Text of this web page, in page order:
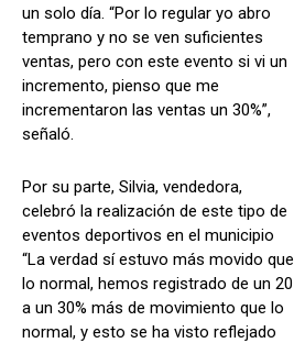
un solo día. “Por lo regular yo abro
temprano y no se ven suficientes
ventas, pero con este evento si vi un
incremento, pienso que me
incrementaron las ventas un 30%”,
señaló.
Por su parte, Silvia, vendedora,
celebró la realización de este tipo de
eventos deportivos en el municipio
“La verdad sí estuvo más movido que
lo normal, hemos registrado de un 20
a un 30% más de movimiento que lo
normal, y esto se ha visto reflejado